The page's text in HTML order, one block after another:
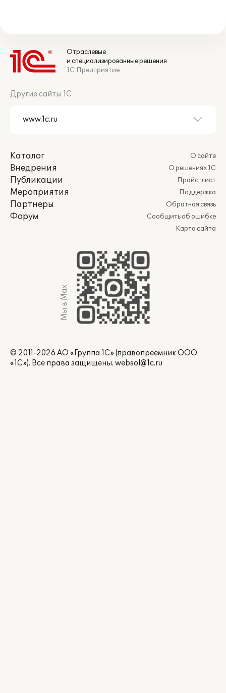
Отраслевые
и специализированные решения
1С:Предприятие
Другие сайты 1С
Каталог
Внедрения
Публикации
Мероприятия
Партнеры
Форум
О сайте
О решениях 1С
Прайс-лист
Поддержка
Обратная связь
Сообщить об ошибке
Карта сайта
Мы в Max
© 2011-2026 АО «Группа 1С» (правопреемник ООО
«1С»). Все права защищены. websol@1c.ru